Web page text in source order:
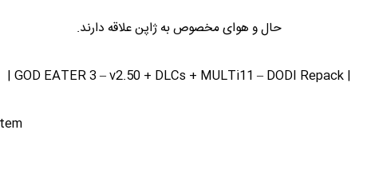
حال و هوای مخصوص به ژاپن علاقه دارند.
| GOD EATER 3 – v2.50 + DLCs + MULTi11 – DODI Repack |